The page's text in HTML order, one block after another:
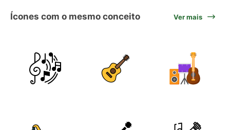
Ícones com o mesmo conceito Ver mais